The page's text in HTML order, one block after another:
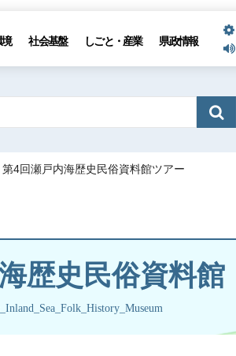
境 社会基盤 しごと・産業 県政情報
4回瀬戸内海歴史民俗資料館ツアー
歴史民俗資料館